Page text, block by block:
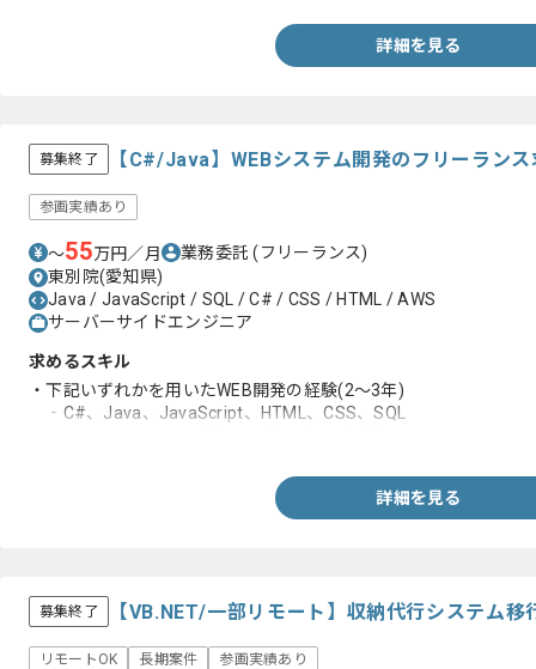
詳細を見る
募集終了 【C#/Java】WEBシステム開発のフリーラン
参画実績あり
〜55万円／月 業務委託(フリーランス)
東別院(愛知県)
Java / JavaScript / SQL / C# / CSS / HTML / AWS
サーバーサイドエンジニア
求めるスキル
・下記いずれかを用いたWEB開発の経験(2～3年)
‐C#、Java、JavaScript、HTML、CSS、SQL
詳細を見る
募集終了 【VB.NET/一部リモート】収納代行システム
リモートOK 長期案件 参画実績あり